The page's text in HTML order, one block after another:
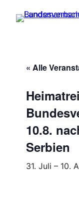
« Alle
10.8.
Serbien
31. Juli – 10.